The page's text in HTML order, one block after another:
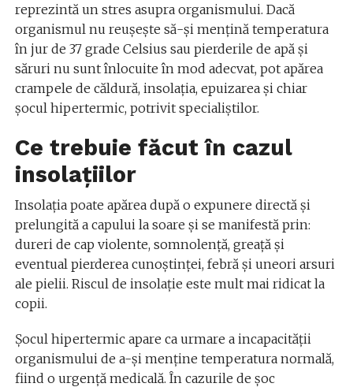
reprezintă un stres asupra organismului. Dacă
organismul nu reuşeşte să-şi menţină temperatura
în jur de 37 grade Celsius sau pierderile de apă şi
săruri nu sunt înlocuite în mod adecvat, pot apărea
crampele de căldură, insolaţia, epuizarea şi chiar
şocul hipertermic, potrivit specialiştilor.
Ce trebuie făcut în cazul
insolațiilor
Insolaţia poate apărea după o expunere directă şi
prelungită a capului la soare şi se manifestă prin:
dureri de cap violente, somnolenţă, greaţă şi
eventual pierderea cunoştinţei, febră şi uneori arsuri
ale pielii. Riscul de insolaţie este mult mai ridicat la
copii.
Şocul hipertermic apare ca urmare a incapacităţii
organismului de a-şi menţine temperatura normală,
fiind o urgenţă medicală. În cazurile de şoc